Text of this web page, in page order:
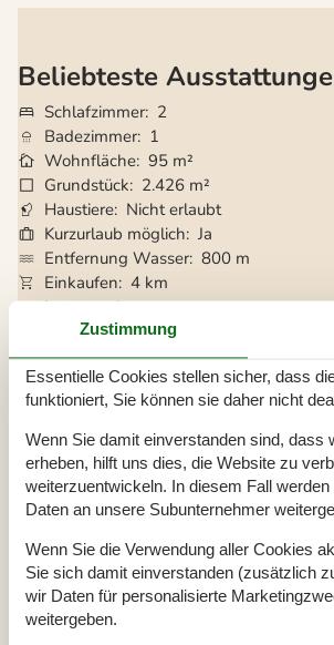
Beliebteste
Schlafzimmer 2
Badezimmer 1
Wohnfläche 95 m²
Grundstück
2.426 m²
Haustiere Nicht erlaubt
Kurzurlaub möglich Ja
Entfernung Wasser 800 m
Einkaufen 4 km
Internet Ja
Kaminofen Ja
Gute Angelmöglichkeiten Ja
Wasserblick Ja
Klimaanlage Ja
Waschmaschine
Geschirrspüler
Ja
Nichtraucher
Ja
Ladestation für Elektroauto Ja
Inklusive Verbrauch Ja
Gesamte Ausstattung
Zustimmung
Essentielle Cookies stellen sicher, dass
funktioniert, Sie können sie daher nicht
Wenn Sie damit einverstanden sind, dass
erheben, hilft uns dies, die Website zu
weiterzuentwickeln. In diesem Fall
Daten an unsere Subunternehmer
Wenn Sie die Verwendung aller Cookies
Sie sich damit einverstanden (zusätzlich
wir Daten für personalisierte
weitergeben.